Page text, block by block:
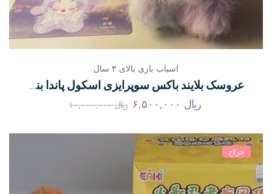
اسباب بازی بالای ۳ سال
عروسک بلایند باکس سوپرایزی اسکول پاندا بنفش
ریال ریال۱۰,۰۰۰,۰۰۰
حراج